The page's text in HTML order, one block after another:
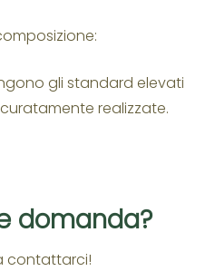
gli standard elevati
realizzate.
domanda?
contattarci!